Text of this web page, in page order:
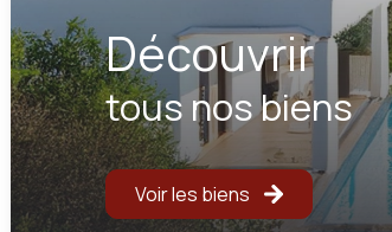
découvrir
tous nos biens
Voir les biens